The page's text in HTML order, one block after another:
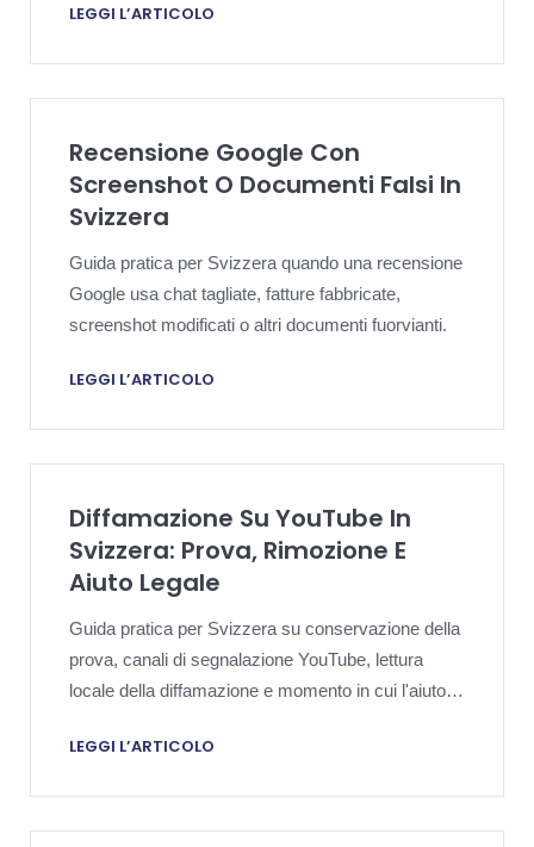
LEGGI L’ARTICOLO
Recensione Google Con
Screenshot O Documenti Falsi In
Svizzera
Guida pratica per Svizzera quando una recensione
Google usa chat tagliate, fatture fabbricate,
screenshot modificati o altri documenti fuorvianti.
LEGGI L’ARTICOLO
Diffamazione Su YouTube In
Svizzera: Prova, Rimozione E
Aiuto Legale
Guida pratica per Svizzera su conservazione della
prova, canali di segnalazione YouTube, lettura
locale della diffamazione e momento in cui l'aiuto
LEGGI L’ARTICOLO